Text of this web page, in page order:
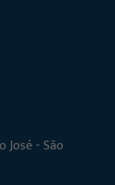
José - São